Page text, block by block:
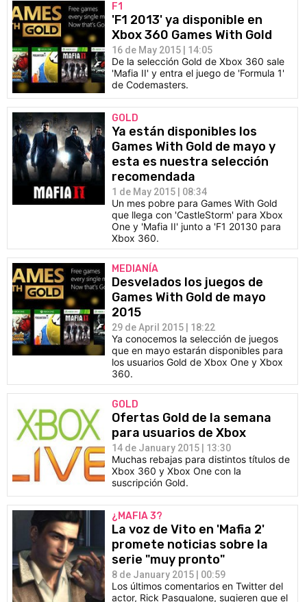
F1
'F1 2013' ya disponible en
Xbox 360 Games With Gold
16 de May 2015 | 14:05
De la selección Gold de Xbox 360 sale
'Mafia II' y entra el juego de 'Formula 1'
de Codemasters.
GOLD
Ya están disponibles los
Games With Gold de mayo y
esta es nuestra selección
recomendada
1 de May 2015 | 08:34
Un mes pobre para Games With Gold
que llega con 'CastleStorm' para Xbox
One y 'Mafia II' junto a 'F1 20130 para
Xbox 360.
MEDIANÍA
Desvelados los juegos de
Games With Gold de mayo
2015
29 de April 2015 | 18:22
Ya conocemos la selección de juegos
que en mayo estarán disponibles para
los usuarios Gold de Xbox One y Xbox
360.
GOLD
Ofertas Gold de la semana
para usuarios de Xbox
14 de January 2015 | 13:30
Muchas rebajas para distintos títulos de
Xbox 360 y Xbox One con la
suscripción Gold.
¿MAFIA 3?
La voz de Vito en 'Mafia 2'
promete noticias sobre la
serie "muy pronto"
8 de January 2015 | 00:59
Los últimos comentarios en Twitter del
actor, Rick Pasqualone, sugieren que el